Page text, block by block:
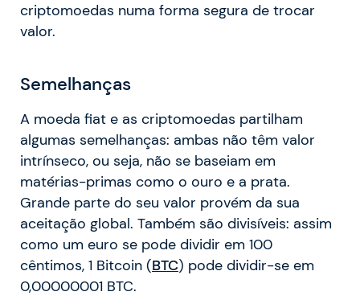
criptomoedas numa forma segura de trocar
valor.
Semelhanças
A moeda fiat e as criptomoedas partilham
algumas semelhanças: ambas não têm valor
intrínseco, ou seja, não se baseiam em
matérias-primas como o ouro e a prata.
Grande parte do seu valor provém da sua
aceitação global. Também são divisíveis: assim
como um euro se pode dividir em 100
cêntimos, 1 Bitcoin (BTC) pode dividir-se em
0,00000001 BTC.